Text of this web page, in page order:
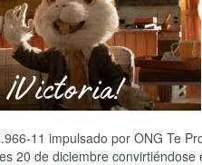
11 impulsado por ONG Te
20 de diciembre